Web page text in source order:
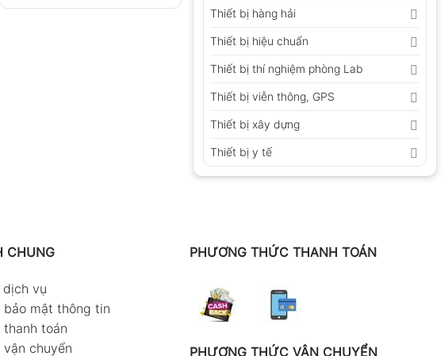
Thiết bị hàng hải
Thiết bị hiệu chuẩn
Thiết bị thí nghiệm phòng Lab
Thiết bị viễn thông, GPS
Thiết bị xây dựng
Thiết bị y tế
CHUNG
dịch vụ
bảo mật thông tin
thanh toán
vận chuyển
PHƯƠNG THỨC THANH TOÁN
PHƯƠNG THỨC VẬN CHUYỂN